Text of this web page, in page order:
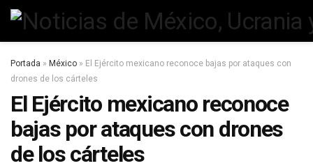
Portada » México » El Ejército mexicano reconoce bajas por ataques con
drones de los cárteles
El Ejército mexicano reconoce
bajas por ataques con drones
de los cárteles